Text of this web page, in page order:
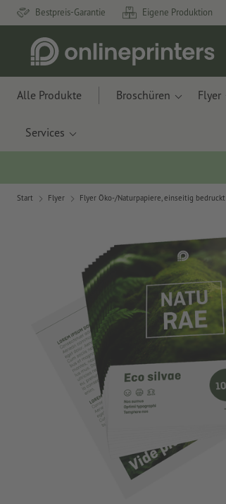
Bestpreis-Garantie Eigene Produktion
Alle Produkte Broschüren Flyer
Services
Start Flyer Flyer Öko-/Naturpapiere, einseitig bedruckt